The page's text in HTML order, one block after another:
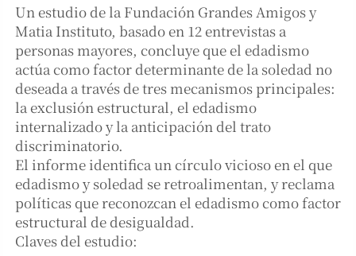
Un estudio de la Fundación Grandes Amigos y
Matia Instituto, basado en 12 entrevistas a
personas mayores, concluye que el edadismo
actúa como factor determinante de la soledad no
deseada a través de tres mecanismos principales:
la exclusión estructural, el edadismo
internalizado y la anticipación del trato
discriminatorio.
El informe identifica un círculo vicioso en el que
edadismo y soledad se retroalimentan, y reclama
políticas que reconozcan el edadismo como factor
estructural de desigualdad.
Claves del estudio: